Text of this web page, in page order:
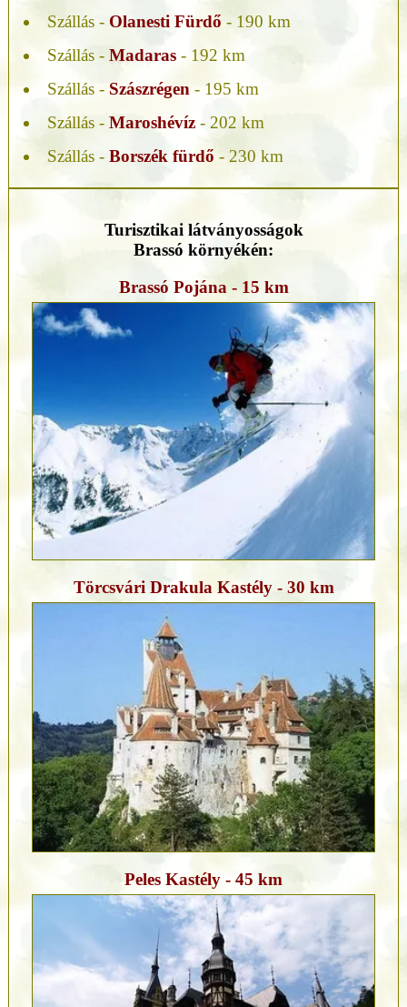
Szállás - Olanesti Fürdő - 190 km
Szállás - Madaras- 192 km
Szállás - Szászrégen - 195 km
Szállás - Maroshévíz- 202 km
Szállás - Borszék fürdő - 230 km
Turisztikai látványosságok
Brassó környékén:
Brassó Pojána - 15 km
Törcsvári Drakula Kastély - 30 km
Peles Kastély - 45 km